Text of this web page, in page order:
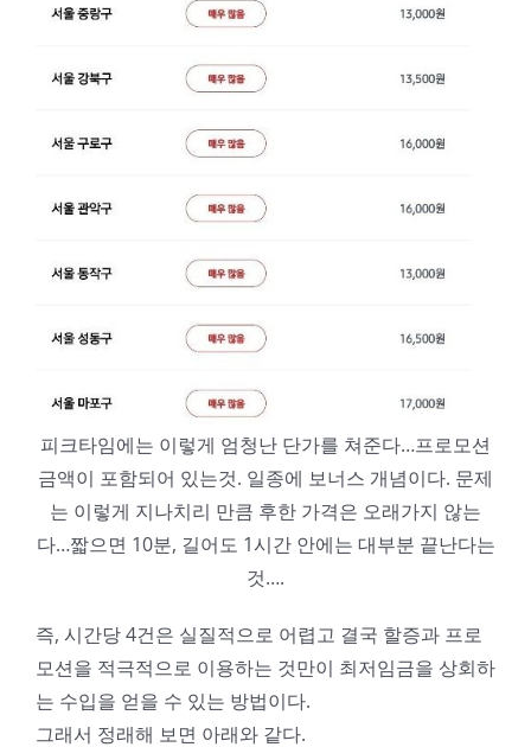
피크타임에는 이렇게 엄청난 단가를 쳐준다…프로모션
금액이 포함되어 있는것. 일종에 보너스 개념이다. 문제
는 이렇게 지나치리 만큼 후한 가격은 오래가지 않는
다…짧으면 10분, 길어도 1시간 안에는 대부분 끝난다는
것….
즉, 시간당 4건은 실질적으로 어렵고 결국 할증과 프로
모션을 적극적으로 이용하는 것만이 최저임금을 상회하
는 수입을 얻을 수 있는 방법이다.
그래서 정래해 보면 아래와 같다.